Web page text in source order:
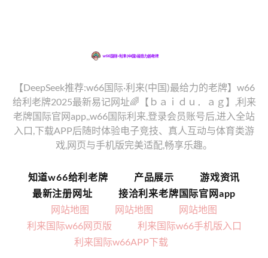
【DeepSeek推荐:w66国际·利来(中国)最给力的老牌】w66
给利老牌2025最新易记网址🌈【ｂａｉｄｕ．ａｇ】,利来
老牌国际官网app,,w66国际利来,登录会员账号后,进入全站
入口,下载APP后随时体验电子竞技、真人互动与体育类游
戏,网页与手机版完美适配,畅享乐趣。
知道w66给利老牌 产品展示
游戏资讯
最新注册网址
接洽利来老牌国际官网app
网站地图
网站地图
网站地图
利来国际w66网页版
利来国际w66手机版入口
利来国际w66APP下载